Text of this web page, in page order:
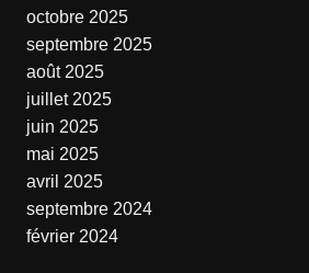
octobre 2025
septembre 2025
août 2025
juillet 2025
juin 2025
mai 2025
avril 2025
septembre 2024
février 2024